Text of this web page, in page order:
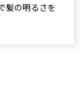
髪の明るさを